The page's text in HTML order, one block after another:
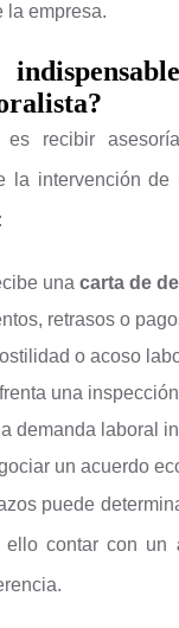
la empresa.
recibir
la intervención
una carta de
retrasos o
o acoso
una
demanda laboral
un acuerdo
puede
contar con un